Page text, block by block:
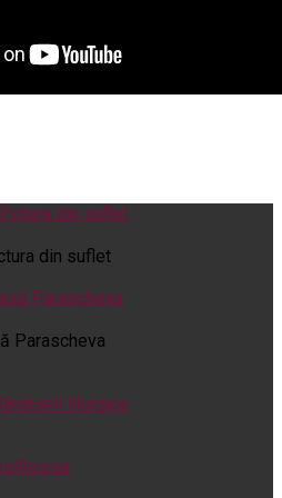
din suflet
Parascheva
liturgice